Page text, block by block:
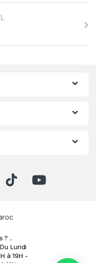
? ..
Lundi
à 19H -